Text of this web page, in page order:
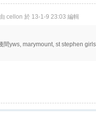
cellon 於 13-1-9 23:03 編輯
間yws, marymount, st stephen